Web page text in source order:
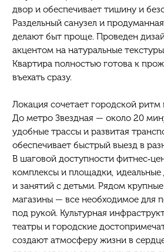
двор и обеспечивает тишину и
Раздельный санузел и
делают быт проще. Проведен
акцентом на натуральные
Квартира полностью готова к
въехать сразу.
Локация сочетает городской
До метро Звездная — около 20
удобные трассы и развитая
обеспечивает быстрый выезд в
В шаговой доступности
комплексы и площадки, идеальные
и занятий с детьми. Рядом
магазины — все необходимое для
под рукой. Культурная
театры и городские
создают атмосферу жизни в